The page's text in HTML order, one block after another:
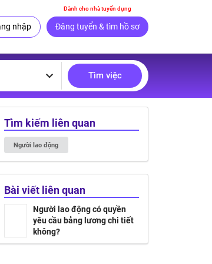
Dành cho nhà tuyển dụng
nhập Đăng tuyển & tìm hồ sơ
Tìm việc
Tìm kiếm liên quan
Người lao động
Bài viết liên quan
Người lao động có quyền
yêu cầu bảng lương chi tiết
không?